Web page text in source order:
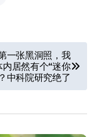
一张黑洞照，我
内居然有个“迷你
中科院研究绝了